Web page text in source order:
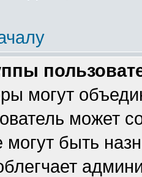
могут
может
могут быть